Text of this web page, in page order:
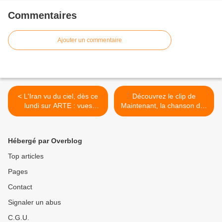
Commentaires
Ajouter un commentaire
< L'Iran vu du ciel, dès ce
lundi sur ARTE : vues
aériennes uniques et accès
Découvrez le clip de
Maintenant, la chanson des
Enfoirés écrite par Slimane.
Hébergé par Overblog
Top articles
Pages
Contact
Signaler un abus
C.G.U.